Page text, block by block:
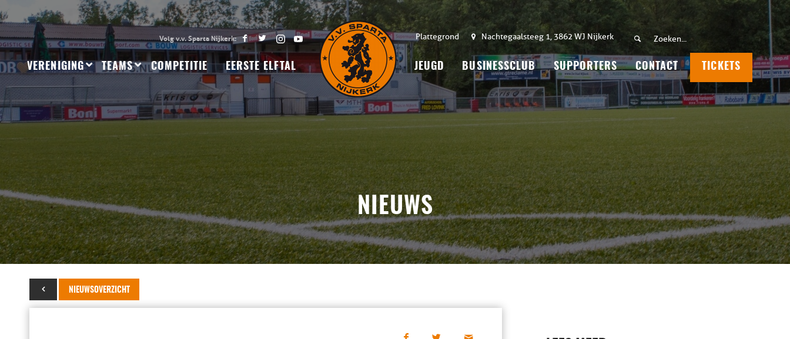
Plattegrond Nachtegaalsteeg 1, 3862 WJ Nijkerk
VERENIGING TEAMS COMPETITIE EERSTE ELFTAL JEUGD BUSINESSCLUB SUPPORTERS CONTACT TICKETS
NIEUWS
NIEUWSOVERZICHT
06 april 2024